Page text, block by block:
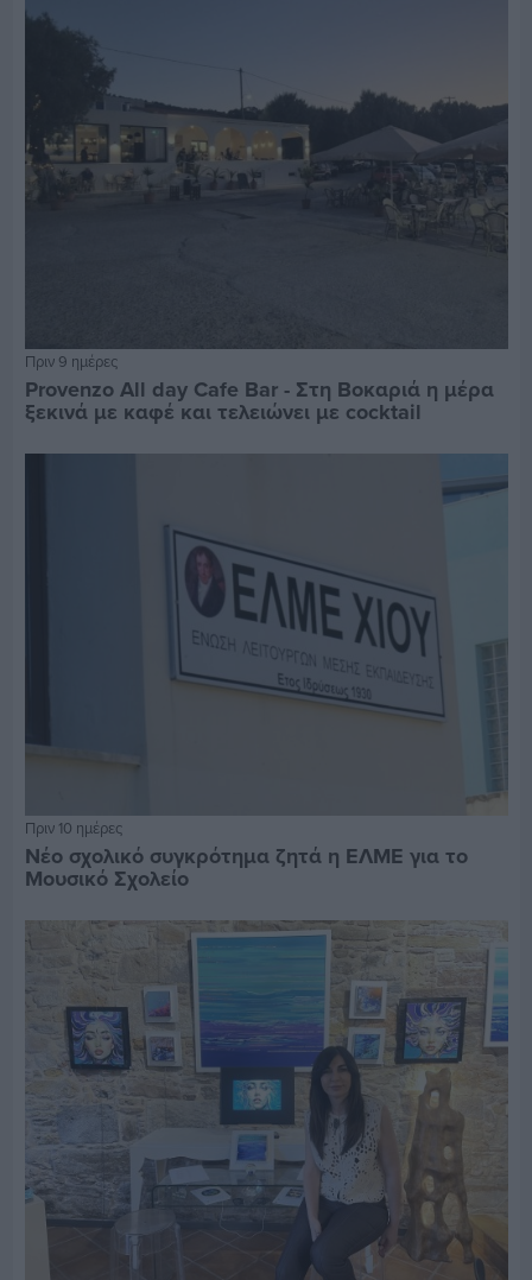
Πριν 9 ημέρες
Provenzo All day Cafe Bar - Στη Βοκαριά η μέρα
ξεκινά με καφέ και τελειώνει με cocktail
Πριν 10 ημέρες
Νέο σχολικό συγκρότημα ζητά η ΕΛΜΕ για το
Μουσικό Σχολείο